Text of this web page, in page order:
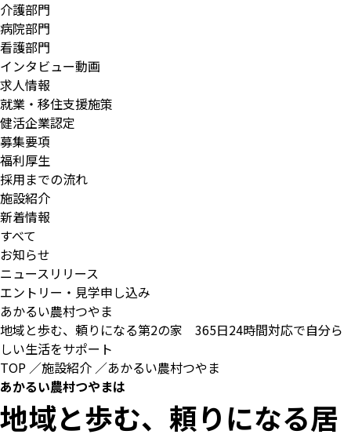
介護部門
病院部門
看護部門
インタビュー動画
求人情報
就業・移住支援施策
健活企業認定
募集要項
福利厚生
採用までの流れ
施設紹介
新着情報
すべて
お知らせ
ニュースリリース
エントリー・見学申し込み
あかるい農村つやま
地域と歩む、頼りになる第2の家 365日24時間対応で自分ら
しい生活をサポート
TOP ／施設紹介 ／あかるい農村つやま
あかるい農村つやまは
地域と歩む、頼りになる居